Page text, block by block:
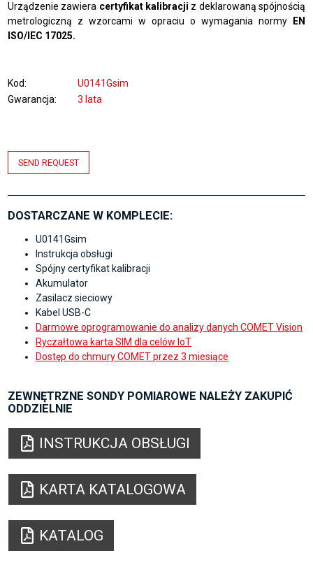
Urządzenie zawiera certyfikat kalibracji z deklarowaną spójnością
metrologiczną z wzorcami w opraciu o wymagania normy
EN
ISO/IEC 17025.
Kod
U0141Gsim
Gwarancja
3 lata
SEND REQUEST
DOSTARCZANE W KOMPLECIE:
U0141Gsim
Instrukcja obsługi
Spójny certyfikat kalibracji
Akumulator
Zasilacz sieciowy
Kabel USB-C
Darmowe oprogramowanie do analizy danych COMET Vision
Ryczałtowa karta SIM dla celów IoT
Dostęp do chmury COMET przez 3 miesiące
ZEWNĘTRZNE SONDY POMIAROWE NALEŻY ZAKUPIĆ
ODDZIELNIE
INSTRUKCJA OBSŁUGI
KARTA KATALOGOWA
KATALOG